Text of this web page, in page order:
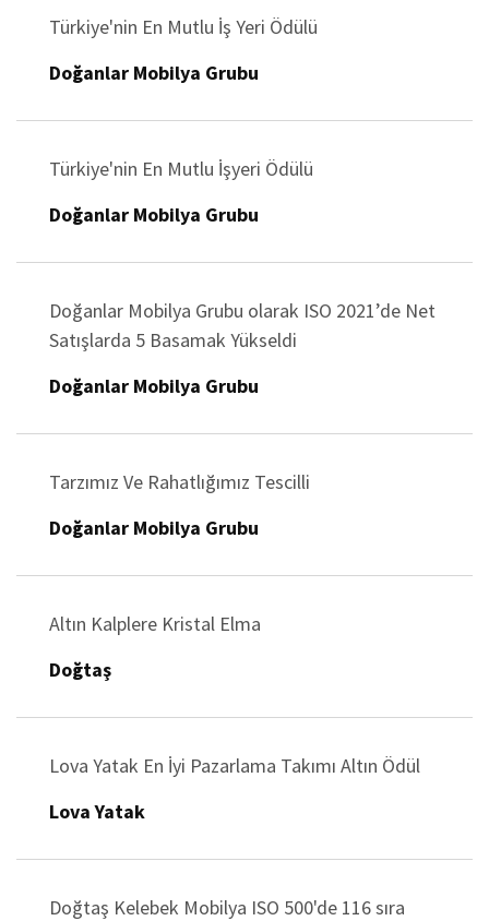
Türkiye'nin En Mutlu İş Yeri Ödülü
Doğanlar Mobilya Grubu
Türkiye'nin En Mutlu İşyeri Ödülü
Doğanlar Mobilya Grubu
Doğanlar Mobilya Grubu olarak ISO 2021’de Net
Satışlarda 5 Basamak Yükseldi
Doğanlar Mobilya Grubu
Tarzımız Ve Rahatlığımız Tescilli
Doğanlar Mobilya Grubu
Altın Kalplere Kristal Elma
Doğtaş
Lova Yatak En İyi Pazarlama Takımı Altın Ödül
Lova Yatak
Doğtaş Kelebek Mobilya ISO 500'de 116 sıra